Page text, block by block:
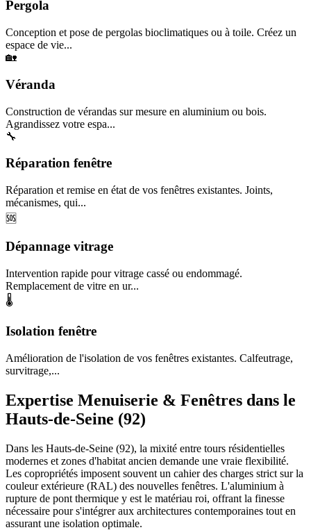
Pergola
Conception et pose de pergolas bioclimatiques ou à toile. Créez un
espace de vie...
🏡
Véranda
Construction de vérandas sur mesure en aluminium ou bois.
Agrandissez votre espa...
🔧
Réparation fenêtre
Réparation et remise en état de vos fenêtres existantes. Joints,
mécanismes, qui...
🆘
Dépannage vitrage
Intervention rapide pour vitrage cassé ou endommagé.
Remplacement de vitre en ur...
🌡️
Isolation fenêtre
Amélioration de l'isolation de vos fenêtres existantes. Calfeutrage,
survitrage,...
Expertise Menuiserie & Fenêtres dans le
Hauts-de-Seine (92)
Dans les Hauts-de-Seine (92), la mixité entre tours résidentielles
modernes et zones d'habitat ancien demande une vraie flexibilité.
Les copropriétés imposent souvent un cahier des charges strict sur la
couleur extérieure (RAL) des nouvelles fenêtres. L'aluminium à
rupture de pont thermique y est le matériau roi, offrant la finesse
nécessaire pour s'intégrer aux architectures contemporaines tout en
assurant une isolation optimale.